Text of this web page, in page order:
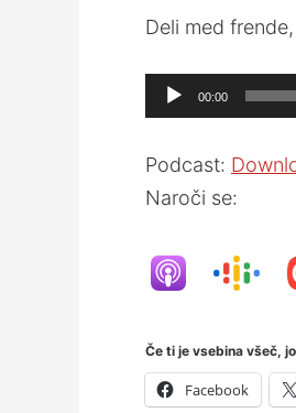
Deli med
Audio
Player
00:00
Podcast:
Naroči se:
Če ti je vsebina všeč,
Facebook